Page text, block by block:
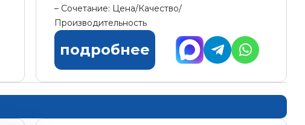
Сочетание: Цена/Качество/
Производительность
подробнее